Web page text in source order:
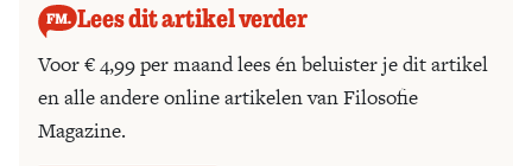
Lees dit artikel verder
Voor € 4,99 per maand lees én beluister je dit artikel
en alle andere online artikelen van Filosofie
Magazine.